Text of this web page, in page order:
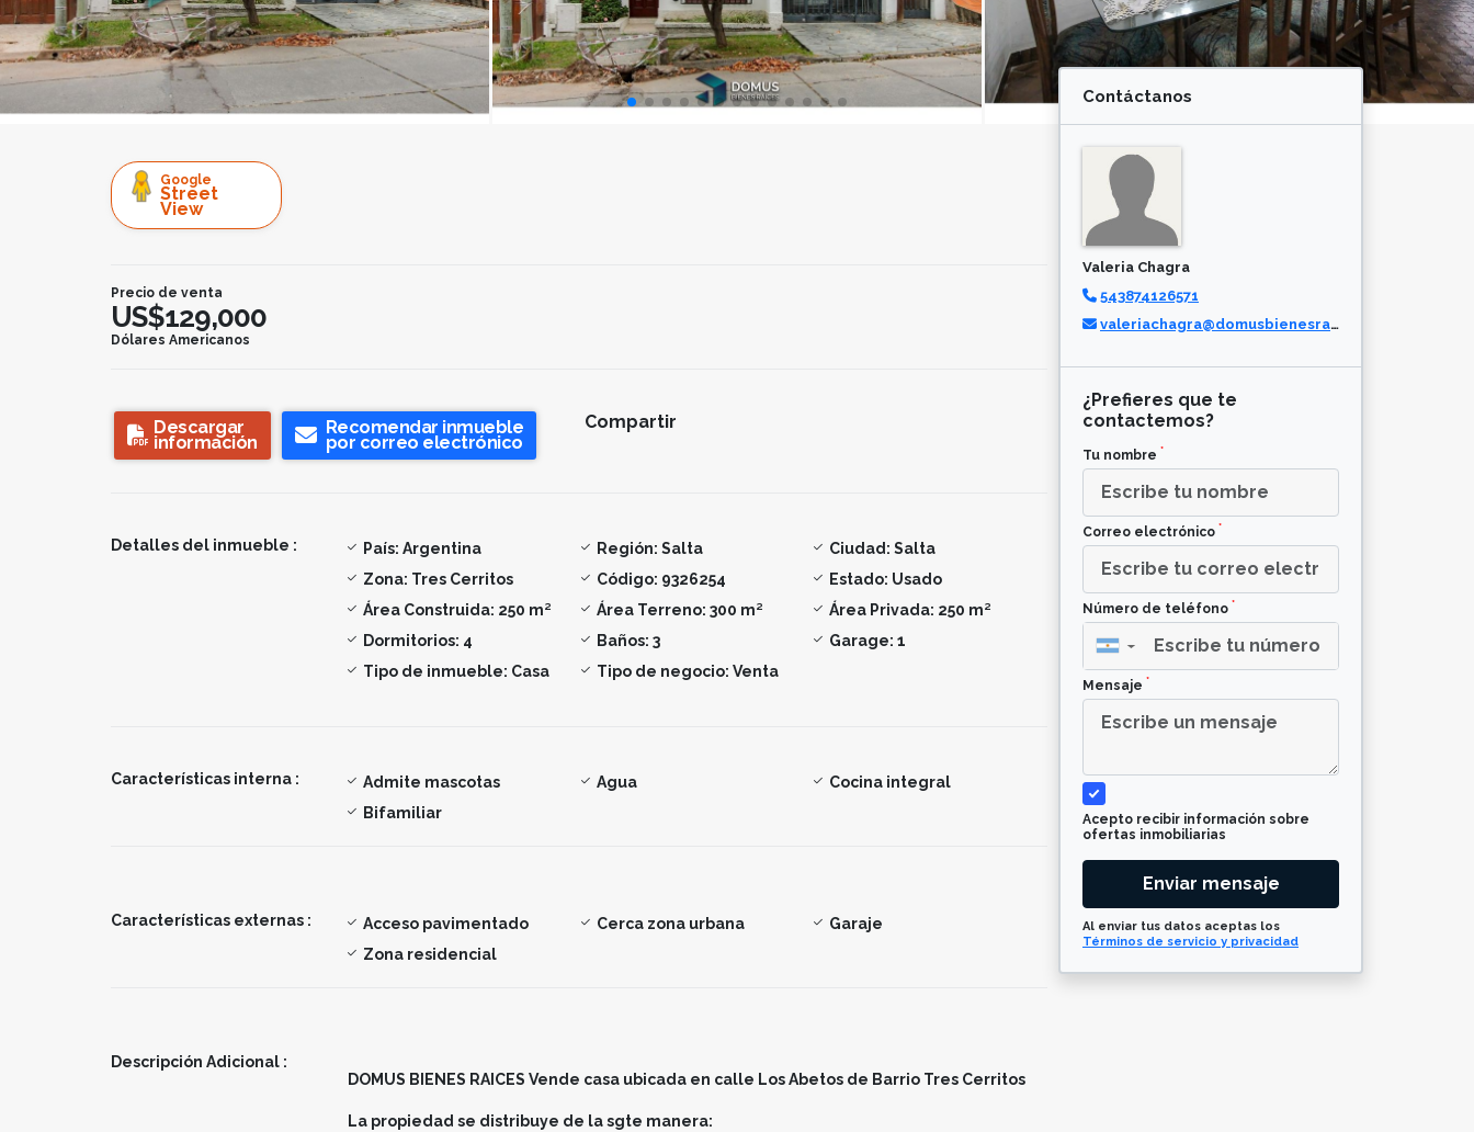
Google
Street
View
Precio de venta
US$129,000
Dólares Americanos
Descargar
información
Recomendar inmueble
por correo electrónico
Compartir
Detalles del inmueble : País: Argentina Región: Salta Ciudad: Salta
Zona: Tres Cerritos Código: 9326254 Estado: Usado
Área Construida: 250 m² Área Terreno: 300 m² Área Privada: 250 m²
Dormitorios: 4 Baños: 3 Garage: 1
Tipo de inmueble: Casa Tipo de negocio: Venta
Características interna : Admite mascotas Agua
Cocina integral
Bifamiliar
Características externas : Acceso pavimentado Cerca zona urbana
Garaje
Zona residencial
Descripción Adicional :
DOMUS BIENES RAICES Vende casa ubicada en calle Los Abetos de Barrio Tres Cerritos
La propiedad se distribuye de la sgte manera:
Contáctanos
Valeria Chagra
543874126571
valeriachagra@domusbienesraices.ar
¿Prefieres que te
contactemos?
Tu nombre *
Correo electrónico *
Número de teléfono *
▼
Mensaje *
Acepto recibir información sobre
ofertas inmobiliarias
Enviar mensaje
Al enviar tus datos aceptas los
Términos de servicio y privacidad